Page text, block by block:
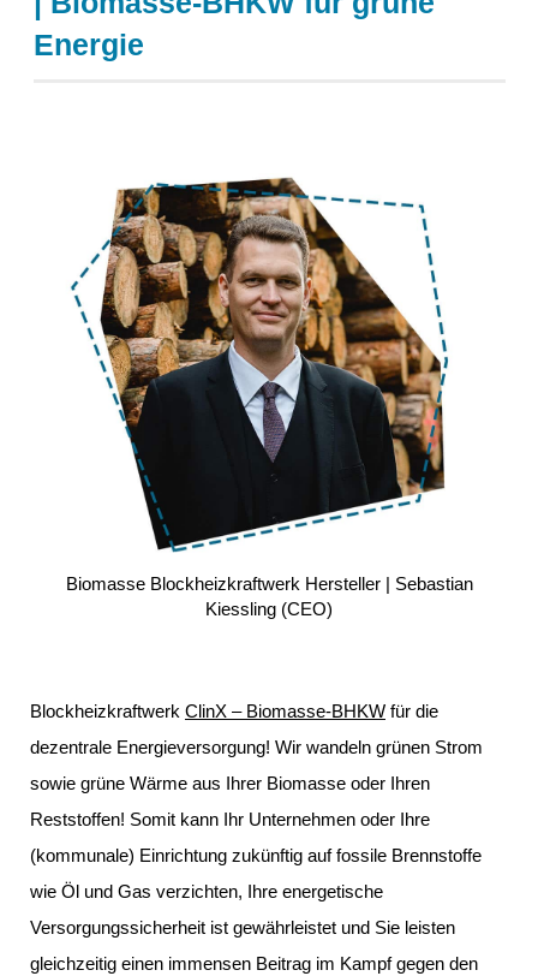
Energie
Biomasse Blockheizkraftwerk Hersteller | Sebastian
Kiessling (CEO)
Blockheizkraftwerk ClinX – Biomasse-BHKW für die
dezentrale Energieversorgung! Wir wandeln grünen Strom
sowie grüne Wärme aus Ihrer Biomasse oder Ihren
Reststoffen! Somit kann Ihr Unternehmen oder Ihre
(kommunale) Einrichtung zukünftig auf fossile Brennstoffe
wie Öl und Gas verzichten, Ihre energetische
Versorgungssicherheit ist gewährleistet und Sie leisten
gleichzeitig einen immensen Beitrag im Kampf gegen den